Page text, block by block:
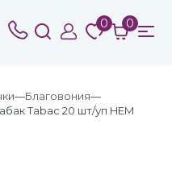
0 0
Благовония
Tabac 20 шт/уп HEM